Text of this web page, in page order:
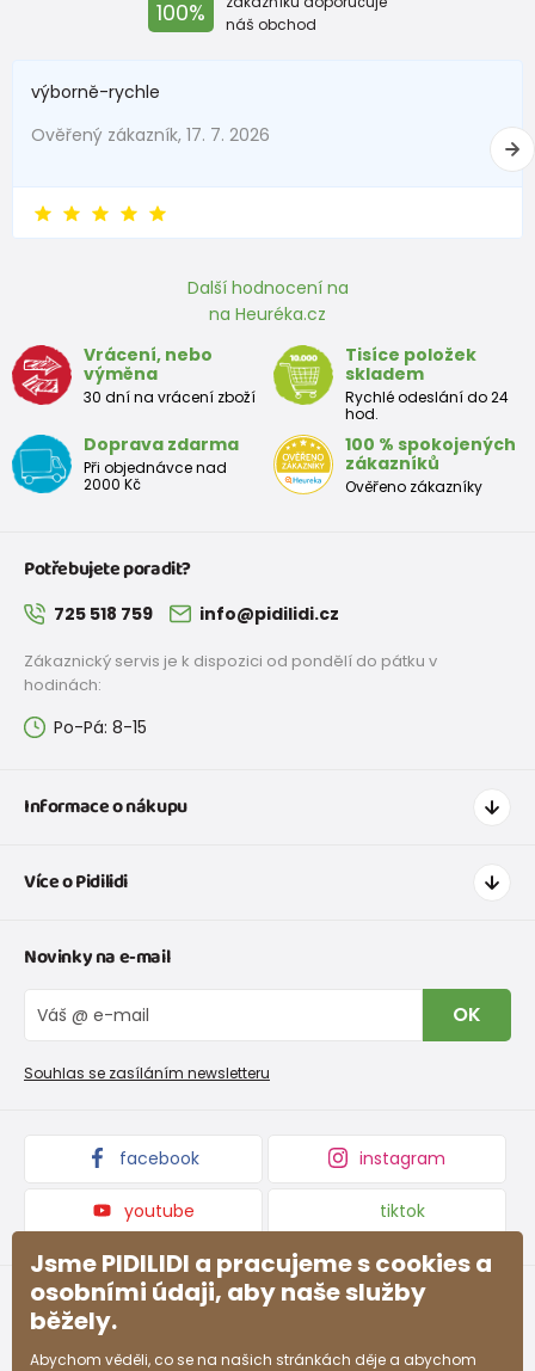
100%
náš obchod
výborně-rychle
Ověřený zákazník, 17. 7. 2026
Další hodnocení na
na Heuréka.cz
Vrácení, nebo
výměna
30 dní na vrácení zboží
Tisíce položek
skladem
Rychlé odeslání do 24
hod.
Doprava zdarma
Při objednávce nad
2000 Kč
100 % spokojených
zákazníků
Ověřeno zákazníky
Potřebujete poradit?
725 518 759 info@pidilidi.cz
Zákaznický servis je k dispozici od pondělí do pátku v
hodinách:
Po-Pá: 8-15
Informace o nákupu
Doprava a platba
Tabulka velikostí obuvi
Vrácení zboží a reklamace
Reklamační řád
Více o Pidilidi
O nás
Blog
Velkoobchod PiDiLiDi
Affiliate program
Kolekce zboží
Novinky na e-mail
OK
Souhlas se zasíláním newsletteru
facebook instagram
youtube tiktok
Jsme PIDILIDI a pracujeme s cookies a
osobními údaji, aby naše služby
běžely.
Abychom věděli, co se na našich stránkách děje a abychom